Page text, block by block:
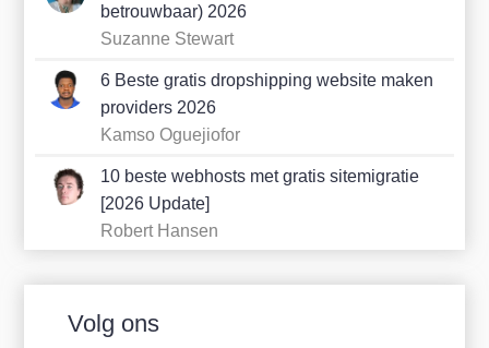
betrouwbaar) 2026
Suzanne Stewart
6 Beste gratis dropshipping website maken
providers 2026
Kamso Oguejiofor
10 beste webhosts met gratis sitemigratie
[2026 Update]
Robert Hansen
Volg ons